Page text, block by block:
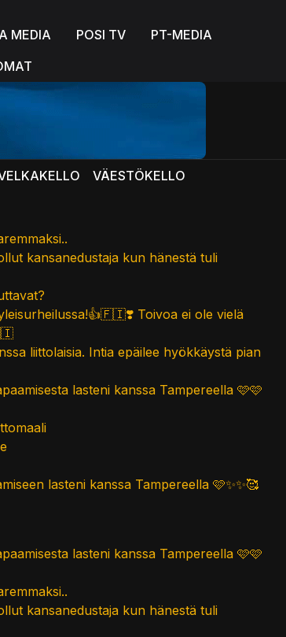
MEDIA POSI TV
PT-MEDIA
VÄESTÖKELLO
kansanedustaja kun hänestä tuli
Toivoa ei ole vielä
liittolaisia. Intia epäilee hyökkäystä pian
lasteni kanssa Tampereella 🩷🩷
lasteni kanssa Tampereella 🩷✨✨🥰
lasteni kanssa Tampereella 🩷🩷
kansanedustaja kun hänestä tuli